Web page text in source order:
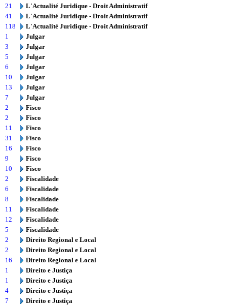
21
L'Actualité Juridique - Droit Administratif
41
L'Actualité Juridique - Droit Administratif
118
L'Actualité Juridique - Droit Administratif
1
Julgar
3
Julgar
5
Julgar
6
Julgar
10
Julgar
13
Julgar
7
Julgar
2
Fisco
2
Fisco
11
Fisco
31
Fisco
16
Fisco
9
Fisco
10
Fisco
2
Fiscalidade
6
Fiscalidade
8
Fiscalidade
11
Fiscalidade
12
Fiscalidade
5
Fiscalidade
2
Direito Regional e Local
2
Direito Regional e Local
16
Direito Regional e Local
1
Direito e Justiça
1
Direito e Justiça
4
Direito e Justiça
7
Direito e Justiça